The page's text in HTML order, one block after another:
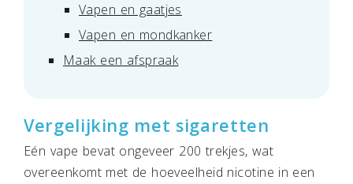
Vapen en gaatjes
Vapen en mondkanker
Maak een afspraak
Vergelijking met sigaretten
Eén vape bevat ongeveer 200 trekjes, wat
overeenkomt met de hoeveelheid nicotine in een